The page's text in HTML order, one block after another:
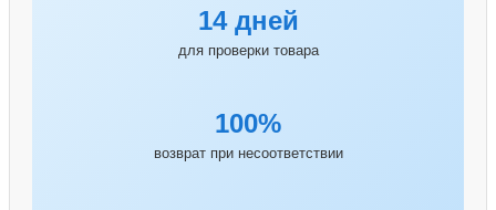
14 дней
для проверки товара
100%
возврат при несоответствии